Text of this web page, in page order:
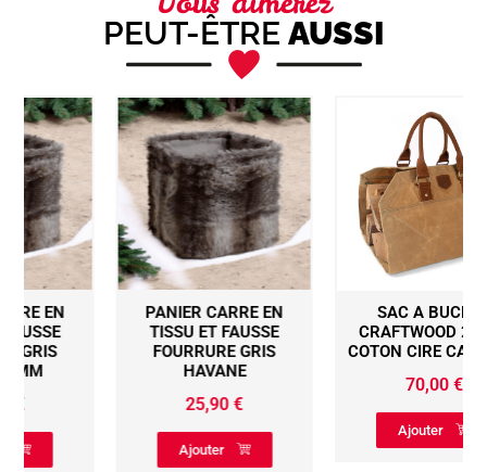
PEUT-ÊTRE AUSSI
PANIER CARRE EN
TISSU ET FAUSSE
FOURRURE GRIS
SAC A BUCHES
CRAFTWOOD 2 EN 1
COTON CIRE CARAMEL